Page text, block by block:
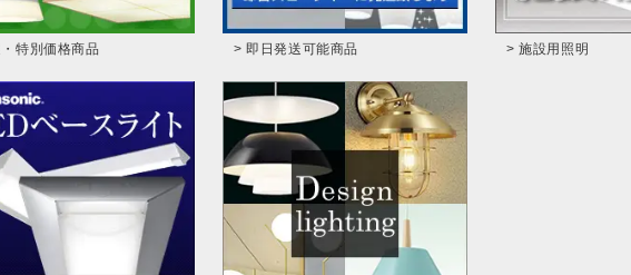
特別価格商品 > 即日発送可能商品 > 施設用照明